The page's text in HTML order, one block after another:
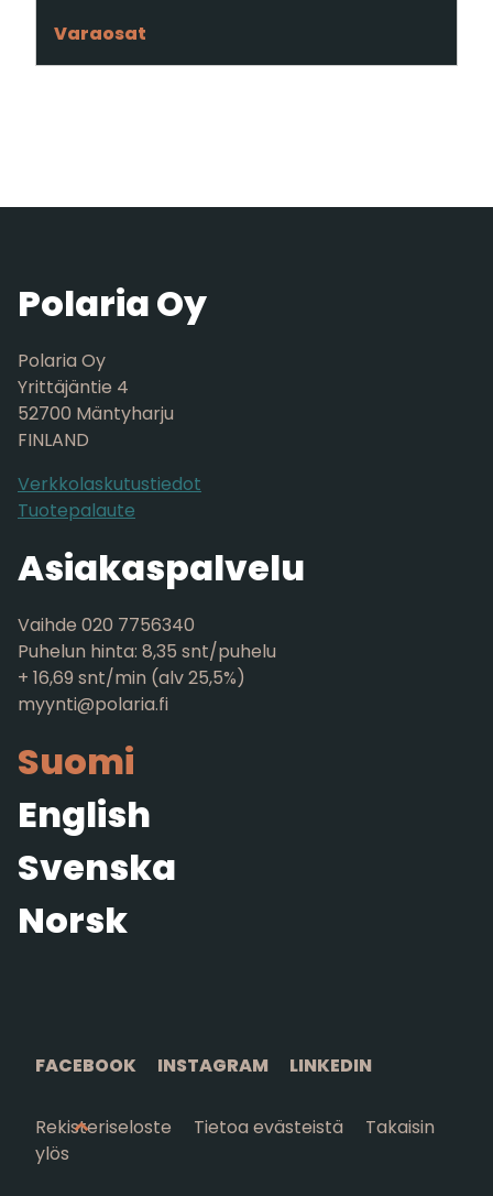
Varaosat
Polaria Oy
Polaria Oy
Yrittäjäntie 4
52700 Mäntyharju
FINLAND
Verkkolaskutustiedot
Tuotepalaute
Asiakaspalvelu
Vaihde 020 7756340
Puhelun hinta: 8,35 snt/puhelu
+ 16,69 snt/min (alv 25,5%)
myynti@polaria.fi
Suomi
English
Svenska
Norsk
FACEBOOK INSTAGRAM LINKEDIN
Rekisteriseloste Tietoa evästeistä
Takaisin
ylös